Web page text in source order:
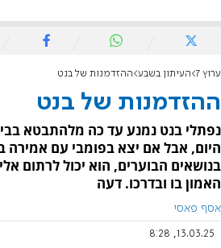
ערוץ 7 העיתון בשבע ההזדמנות של בנט
ההזדמנות של בנט
נפתלי בנט נמנע עד כה מלהתבטא
היום, אבל אם יצא בפומבי עם אמירה
בנושאים הבוערים, הוא יכול לרתום
האמון בו ובדרכו. דעה
אסף פאסי
13.03.25, 8:28